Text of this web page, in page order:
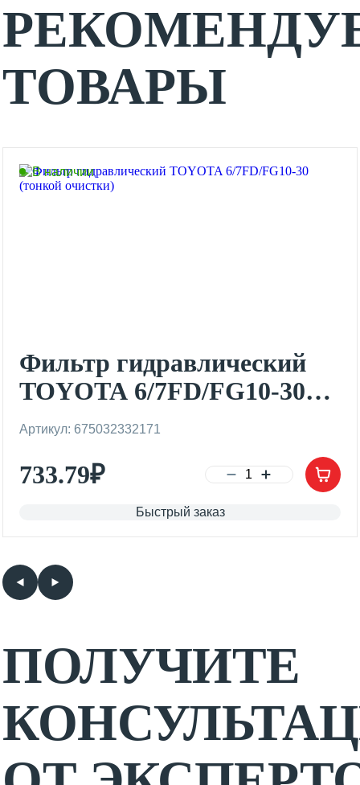
ТОВАРЫ
В наличии
Фильтр гидравлический
TOYOTA 6/7FD/FG10-30
(тонкой очистки)
Артикул: 675032332171
733.79₽
Быстрый заказ
ПОЛУЧИТЕ